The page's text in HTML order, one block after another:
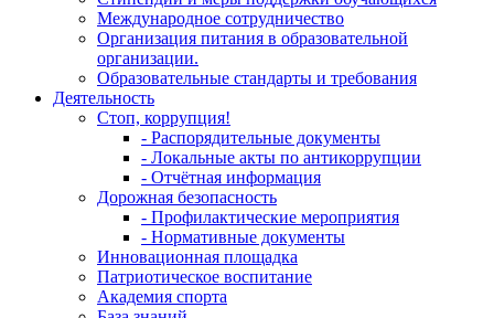
Международное сотрудничество
Организация питания в образовательной
организации.
Образовательные стандарты и требования
Деятельность
Стоп, коррупция!
- Распорядительные документы
- Локальные акты по антикоррупции
- Отчётная информация
Дорожная безопасность
- Профилактические мероприятия
- Нормативные документы
Инновационная площадка
Патриотическое воспитание
Академия спорта